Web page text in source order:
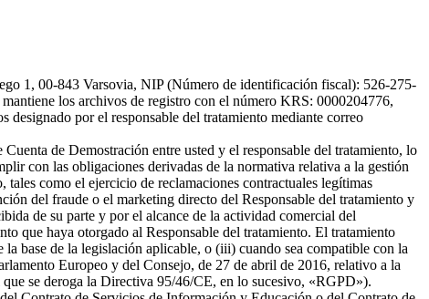
1, 00-843 Varsovia, NIP (Número de identificación fiscal): 526-275-
los archivos de registro con el número KRS: 0000204776,
designado por el responsable del tratamiento mediante correo
de Demostración entre usted y el responsable del tratamiento, lo
con las obligaciones derivadas de la normativa relativa a la gestión
tales como el ejercicio de reclamaciones contractuales legítimas
del fraude o el marketing directo del Responsable del tratamiento y
de su parte y por el alcance de la actividad comercial del
que haya otorgado al Responsable del tratamiento. El tratamiento
base de la legislación aplicable, o (iii) cuando sea compatible con la
Europeo y del Consejo, de 27 de abril de 2016, relativo a la
se deroga la Directiva 95/46/CE, en lo sucesivo, «RGPD»).